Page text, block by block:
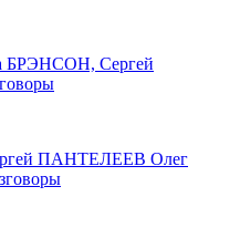
БРЭНСОН, Сергей
ПАНТЕЛЕЕВ Олег